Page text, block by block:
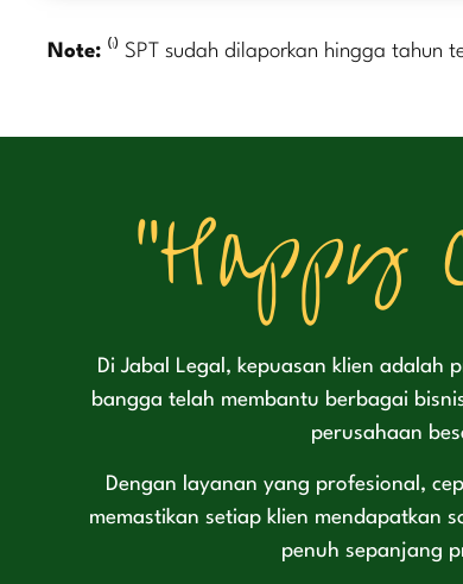
Note: ⁽¹⁾ SPT sudah dilaporkan hingga
"Happy
Di Jabal Legal, kepuasan klien adalah
bangga telah membantu berbagai
perusahaan
Dengan layanan yang profesional,
memastikan setiap klien mendapatkan
penuh sepanjang